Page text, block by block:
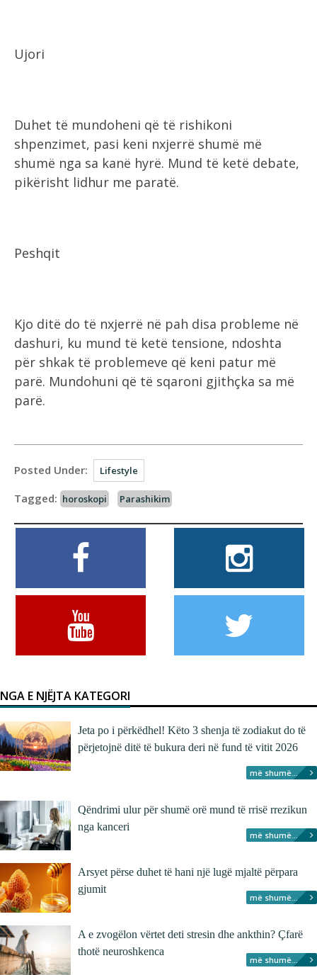
Ujori
Duhet të mundoheni që të rishikoni
shpenzimet, pasi keni nxjerrë shumë më
shumë nga sa kanë hyrë. Mund të ketë debate,
pikërisht lidhur me paratë.
Peshqit
Kjo ditë do të nxjerrë në pah disa probleme në
dashuri, ku mund të ketë tensione, ndoshta
për shkak të problemeve që keni patur më
parë. Mundohuni që të sqaroni gjithçka sa më
parë.
Posted Under: Lifestyle
Tagged: horoskopi Parashikim
NGA E NJËJTA KATEGORI
Jeta po i përkëdhel! Këto 3 shenja të zodiakut do të
përjetojnë ditë të bukura deri në fund të vitit 2026
më shumë...
Qëndrimi ulur për shumë orë mund të rrisë rrezikun
nga kanceri
më shumë...
Arsyet përse duhet të hani një lugë mjaltë përpara
gjumit
më shumë...
A e zvogëlon vërtet deti stresin dhe ankthin? Çfarë
thotë neuroshkenca
më shumë...